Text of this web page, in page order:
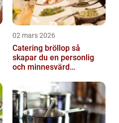
02 mars 2026
Catering bröllop så
skapar du en personlig
och minnesvärd